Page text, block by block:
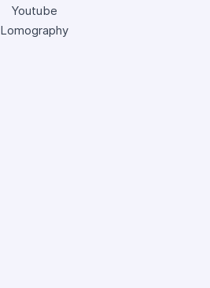
Youtube
Lomography